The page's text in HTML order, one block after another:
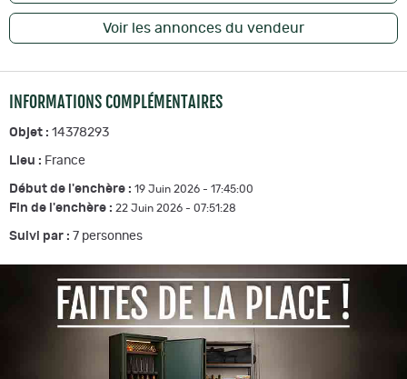
Voir les annonces du vendeur
INFORMATIONS COMPLÉMENTAIRES
Objet : 14378293
Lieu : France
Début de l'enchère : 19 Juin 2026 - 17:45:00
Fin de l'enchère : 22 Juin 2026 - 07:51:28
Suivi par : 7 personnes